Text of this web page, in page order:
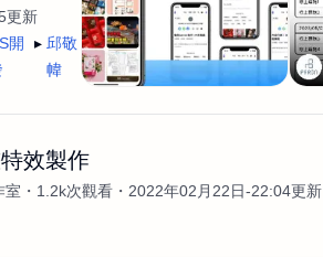
更新
開
邱敬
幃
效製作
室 1.2k次觀看 2022年02月22日-22:04更新